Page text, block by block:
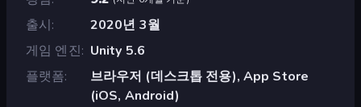
출시
2020년 3월
게임 엔진
Unity 5.6
플랫폼
브라우저 (데스크톱 전용), App Store
(iOS, Android)